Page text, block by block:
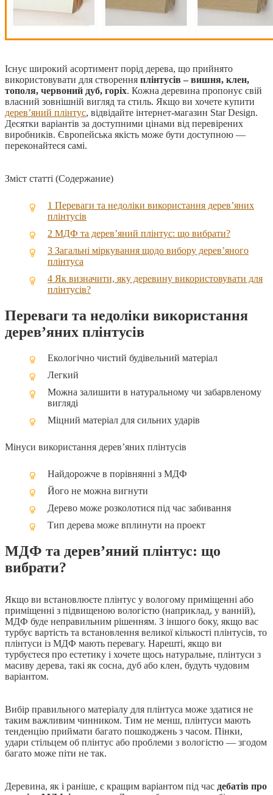
Існує широкий асортимент порід дерева, що прийнято
використовувати для створення плінтусів – вишня, клен,
тополя, червоний дуб, горіх. Кожна деревина пропонує свій
власний зовнішній вигляд та стиль. Якщо ви хочете купити
дерев’яний плінтус, відвідайте інтернет-магазин Star Design.
Десятки варіантів за доступними цінами від перевірених
виробників. Європейська якість може бути доступною —
переконайтеся самі.
Зміст статті (Содержание)
1 Переваги та недоліки використання дерев’яних
плінтусів
2 МДФ та дерев’яний плінтус: що вибрати?
3 Загальні міркування щодо вибору дерев’яного
плінтуса
4 Як визначити, яку деревину використовувати для
плінтусів?
Переваги та недоліки використання
дерев’яних плінтусів
Екологічно чистий будівельний матеріал
Легкий
Можна залишити в натуральному чи забарвленому
вигляді
Міцний матеріал для сильних ударів
Мінуси використання дерев’яних плінтусів
Найдорожче в порівнянні з МДФ
Його не можна вигнути
Дерево може розколотися під час забивання
Тип дерева може вплинути на проект
МДФ та дерев’яний плінтус: що
вибрати?
Якщо ви встановлюєте плінтус у вологому приміщенні або
приміщенні з підвищеною вологістю (наприклад, у ванній),
МДФ буде неправильним рішенням. З іншого боку, якщо вас
турбує вартість та встановлення великої кількості плінтусів, то
плінтуси із МДФ мають перевагу. Нарешті, якщо ви
турбуєтеся про естетику і хочете щось натуральне, плінтуси з
масиву дерева, такі як сосна, дуб або клен, будуть чудовим
варіантом.
Вибір правильного матеріалу для плінтуса може здатися не
таким важливим чинником. Тим не менш, плінтуси мають
тенденцію приймати багато пошкоджень з часом. Пінки,
удари стільцем об плінтус або проблеми з вологістю — згодом
багато може піти не так.
Деревина, як і раніше, є кращим варіантом під час дебатів про